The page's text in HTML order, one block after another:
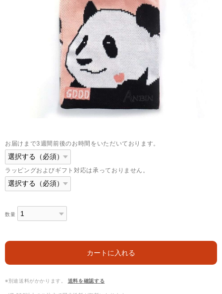
お届けまで3週間前後のお時間をいただいております。
ラッピングおよびギフト対応は承っておりません。
数量
カートに入れる
※別途送料がかかります。 送料を確認する